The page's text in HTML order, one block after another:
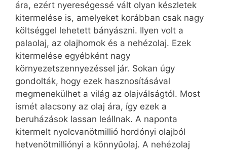
ára, ezért nyereségessé vált olyan készletek
kitermelése is, amelyeket korábban csak nagy
költséggel lehetett bányászni. Ilyen volt a
palaolaj, az olajhomok és a nehézolaj. Ezek
kitermelése egyébként nagy
környezetszennyezéssel jár. Sokan úgy
gondolták, hogy ezek hasznosításával
megmenekülhet a világ az olajválságtól. Most
ismét alacsony az olaj ára, így ezek a
beruházások lassan leállnak. A naponta
kitermelt nyolcvanötmillió hordónyi olajból
hetvenötmilliónyi a könnyűolaj. A nehézolaj